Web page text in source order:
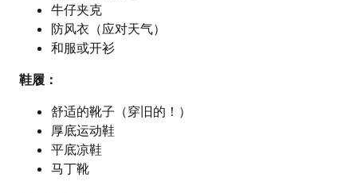
牛仔夹克
防风衣（应对天气）
和服或开衫
鞋履：
舒适的靴子（穿旧的！）
厚底运动鞋
平底凉鞋
马丁靴